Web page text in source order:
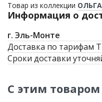
Товар из коллекции
Информация о
г. Эль-Монте
Доставка по тарифам
Сроки доставки
С этим